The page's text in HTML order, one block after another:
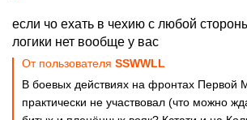
если чо ехать в чехию с любой
логики нет вообще у вас
От пользователя SSWWLL
В боевых действиях на фронтах Первой
практически не участвовал (что можно